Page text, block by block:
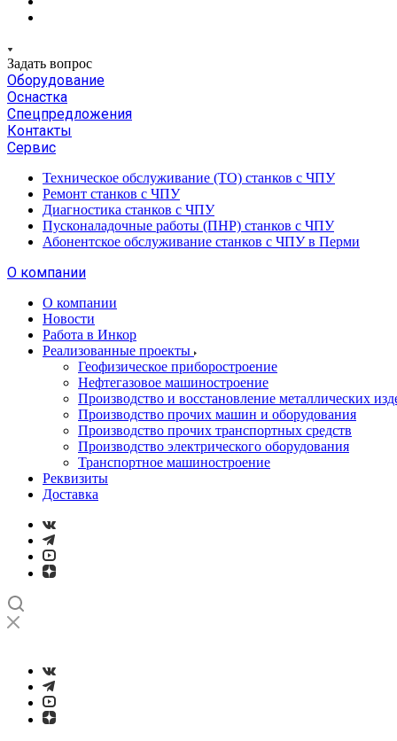
Задать вопрос
Оборудование
Оснастка
Спецпредложения
Контакты
Сервис
Техническое обслуживание (ТО) станков с ЧПУ
Ремонт станков с ЧПУ
Диагностика станков с ЧПУ
Пусконаладочные работы (ПНР) станков с ЧПУ
Абонентское обслуживание станков с ЧПУ в Перми
О компании
О компании
Новости
Работа в Инкор
Реализованные проекты
Геофизическое приборостроение
Нефтегазовое машиностроение
Производство и восстановление металлических
Производство прочих машин и оборудования
Производство прочих транспортных средств
Производство электрического оборудования
Транспортное машиностроение
Реквизиты
Доставка